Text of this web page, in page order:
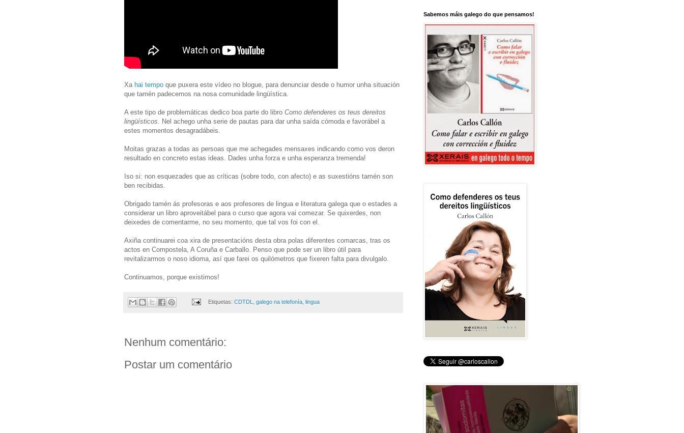
Xa hai tempo que puxera este vídeo no blogue, para denunciar desde o humor unha situación
que tamén padecemos na nosa comunidade lingüística.
A este tipo de problemáticas dedico boa parte do libro Como defenderes os teus dereitos
lingüísticos. Nel achego unha serie de pautas para dar unha saída cómoda e favorábel a
estes momentos desagradábeis.
Moitas grazas a todas as persoas que me achegades mensaxes indicando como vos deron
resultado en concreto estas ideas. Dades unha forza e unha esperanza tremenda!
Iso si: non esquezades que as críticas (sobre todo, con afecto) e as suxestións tamén son
ben recibidas.
Obrigado tamén ás profesoras e aos profesores de lingua e literatura galega que o estades a
considerar un libro aproveitábel para o curso que agora vai comezar. Se quixerdes, non
deixedes de comentarme, no seu momento, que tal vos foi con el.
Axiña continuarei coa xira de presentacións desta obra polas diferentes comarcas, tras os
actos en Compostela, A Coruña e Carballo. Penso que pode ser un libro útil para
revitalizarmos o noso idioma, así que farei os quilómetros que fixeren falta para divulgalo.
Continuamos, porque existimos!
Etiquetas: CDTDL galego na telefonía, lingua
Nenhum comentário:
Postar um comentário
Sabemos máis galego do que pensamos!